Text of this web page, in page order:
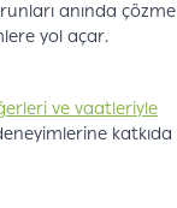
anında çözme
yol açar.
ve vaatleriyle
katkıda